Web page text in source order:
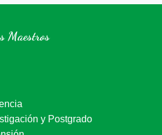
Maestros
y Postgrado